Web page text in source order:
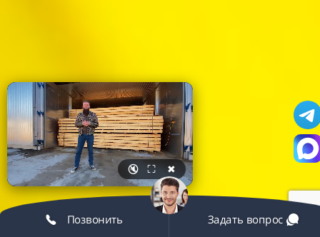
🔇 ⛶ ✖
Позвонить Задать вопрос